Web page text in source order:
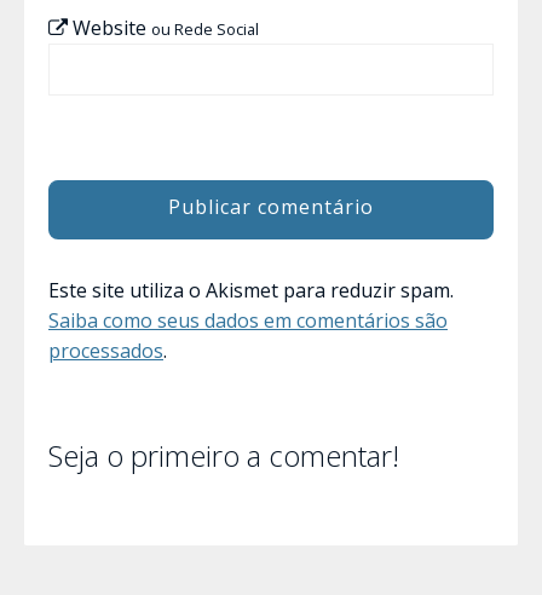
Website ou Rede Social
Este site utiliza o Akismet para reduzir spam.
Saiba como seus dados em comentários são
processados.
Seja o primeiro a comentar!